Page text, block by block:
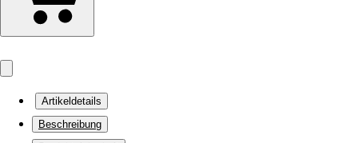
Artikeldetails
Beschreibung